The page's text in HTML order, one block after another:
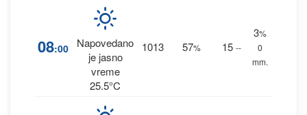
08:00
Napovedano
je jasno
vreme
25.5°C
1013 57% 15 --
3%
0
mm.